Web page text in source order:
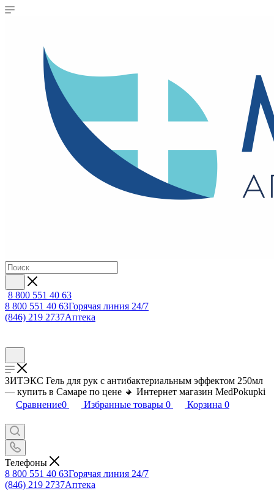
8 800 551 40 63
8 800 551 40 63Горячая линия 24/7
(846) 219 2737Аптека
ЗИТЭКС Гель для рук с антибактериальным эффектом 250мл
— купить в Самаре по цене 🔸 Интернет магазин MedPokupki
Сравнение0 Избранные товары 0 Корзина 0
Телефоны
8 800 551 40 63Горячая линия 24/7
(846) 219 2737Аптека